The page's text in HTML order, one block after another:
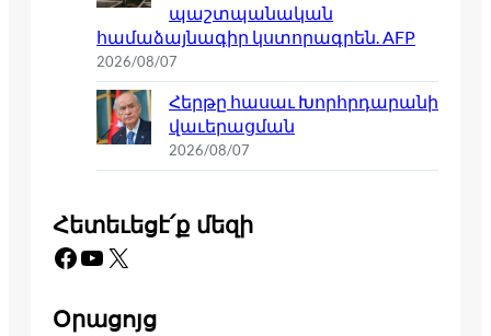
պաշտպանական
համաձայնագիր կստորագրեն. AFP
2026/08/07
Հերթը հասաւ Խորհրդարանի
վաւերացման
2026/08/07
Հետեւեցէ՛ք մեզի
Facebook YouTube X
Օրացոյց